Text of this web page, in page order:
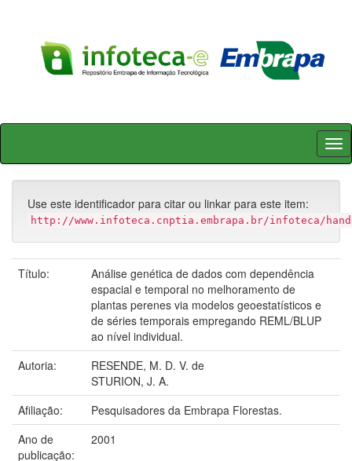
Skip
Use este identificador para citar ou linkar para este item:
http://www.infoteca.cnptia.embrapa.br/infoteca/
Título:
Análise genética de dados com dependência
espacial e temporal no melhoramento de
plantas perenes via modelos geoestatísticos e
de séries temporais empregando REML/BLUP
ao nível individual.
Autoria:
RESENDE, M. D. V. de
STURION, J. A.
Afiliação:
Pesquisadores da Embrapa Florestas.
Ano de
publicação:
2001